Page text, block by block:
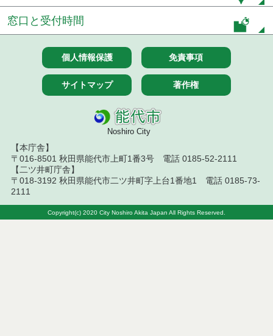
令和５年１２月分
令和５年１０月分
令和５年９月分
令和５年８月分
令和５年７月分
令和５年６月分
窓口と受付時間
個人情報保護 免責事項
サイトマップ 著作権
Noshiro City
【本庁舎】
〒016-8501 秋田県能代市上町1番3号 電話 0185-52-2111
【二ツ井町庁舎】
〒018-3192 秋田県能代市二ツ井町字上台1番地1 電話 0185-73-
2111
Copyright(c) 2020 City Noshiro Akita Japan All Rights Reserved.